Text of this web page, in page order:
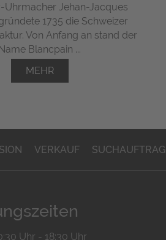
Uhrmacher Jehan-Jacques
1735 die Schweizer
Von Anfang an stand der
Blancpain ...
MEHR
VERKAUF SUCHAUFTRAG
Uhr - 18:30 Uhr